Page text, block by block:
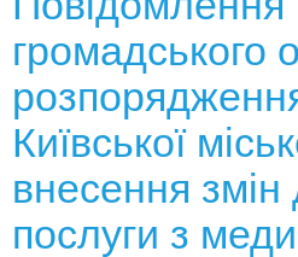
громадського
Київської
внесення
послуги з